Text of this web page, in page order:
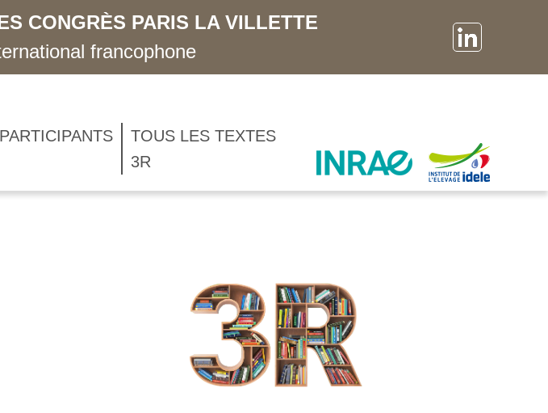
CONGRÈS PARIS LA VILLETTE
francophone
TOUS LES TEXTES
3R